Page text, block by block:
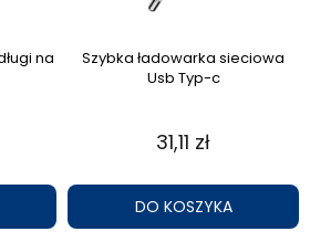
na
Szybka ładowarka sieciowa
Usb Typ-c
31,11 zł
DO KOSZYKA